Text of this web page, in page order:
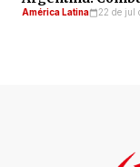
América Latina 22 de jul